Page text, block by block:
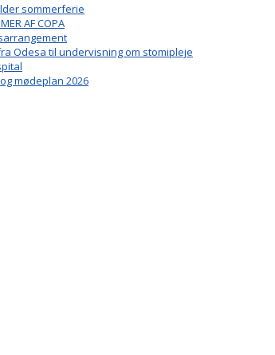
sommerferie
AF COPA
Odesa til undervisning om stomipleje
mødeplan 2026